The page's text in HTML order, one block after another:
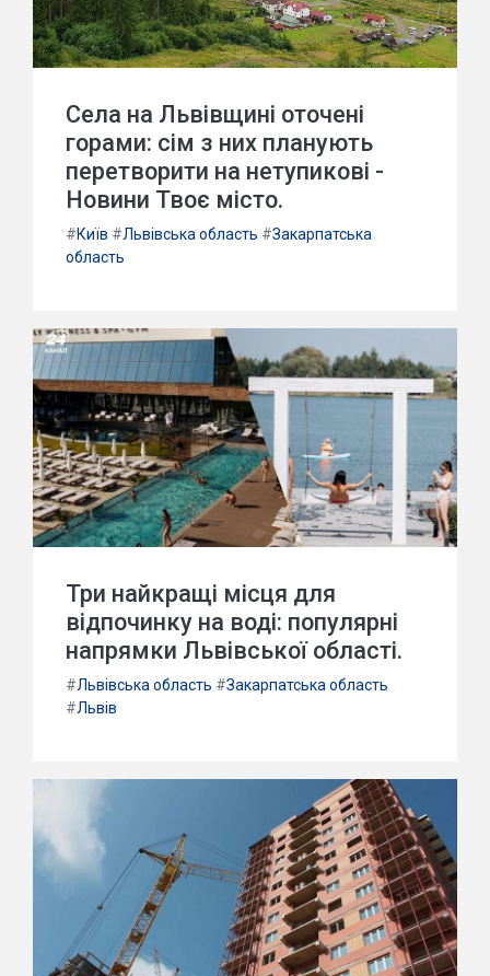
Села на Львівщині оточені
горами: сім з них планують
перетворити на нетупикові -
Новини Твоє місто.
#Київ #Львівська область #Закарпатська
область
Три найкращі місця для
відпочинку на воді: популярні
напрямки Львівської області.
#Львівська область #Закарпатська область
#Львів